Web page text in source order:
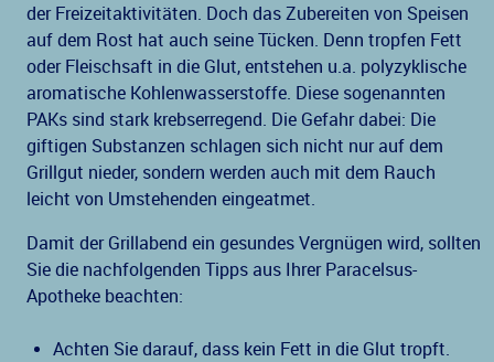
der Freizeitaktivitäten. Doch das Zubereiten von Speisen
auf dem Rost hat auch seine Tücken. Denn tropfen Fett
oder Fleischsaft in die Glut, entstehen u.a. polyzyklische
aromatische Kohlenwasserstoffe. Diese sogenannten
PAKs sind stark krebserregend. Die Gefahr dabei: Die
giftigen Substanzen schlagen sich nicht nur auf dem
Grillgut nieder, sondern werden auch mit dem Rauch
leicht von Umstehenden eingeatmet.
Damit der Grillabend ein gesundes Vergnügen wird, sollten
Sie die nachfolgenden Tipps aus Ihrer Paracelsus-
Apotheke beachten:
Achten Sie darauf, dass kein Fett in die Glut tropft.